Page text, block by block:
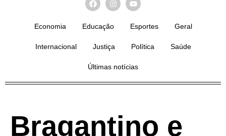
Economia Educação Esportes Geral
Internacional Justiça Política Saúde
Últimas notícias
Bragantino e